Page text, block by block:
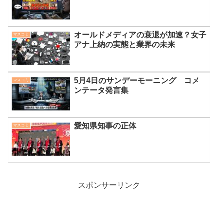
マスコミ
オールドメディアの衰退が加速？女子
アナ上納の実態と業界の未来
マスコミ
5月4日のサンデーモーニング コメ
ンテータ発言集
マスコミ 愛知県知事の正体
スポンサーリンク